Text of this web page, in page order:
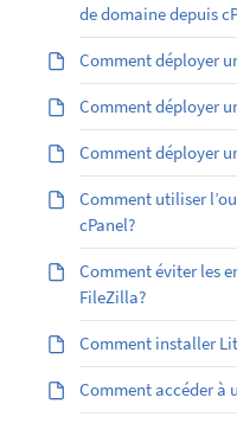
de domaine depuis
Comment déployer
Comment déployer
Comment déployer
Comment utiliser
cPanel?
Comment éviter les
FileZilla?
Comment installer
Comment accéder à